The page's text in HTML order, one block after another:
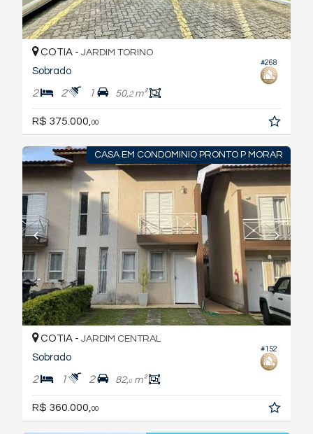
#268
COTIA - JARDIM TORINO
Sobrado
2 2 1 50,2m²
R$ 375.000, 00
CASA EM CONDOMINIO PRONTO P MORAR
#152
COTIA - JARDIM CENTRAL
Sobrado
2 1 2 82,0m²
R$ 360.000,00